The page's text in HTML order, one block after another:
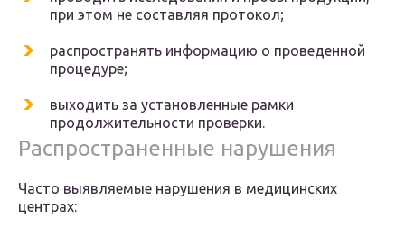
при этом не составляя протокол;
распространять информацию о проведенной
процедуре;
выходить за установленные рамки
продолжительности проверки.
Распространенные нарушения
Часто выявляемые нарушения в медицинских
центрах: